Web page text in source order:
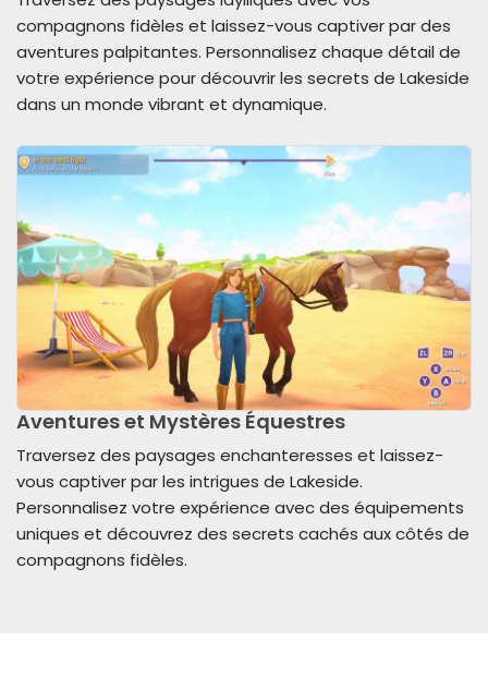
compagnons fidèles et laissez-vous captiver par des
aventures palpitantes. Personnalisez chaque détail de
votre expérience pour découvrir les secrets de Lakeside
dans un monde vibrant et dynamique.
Aventures et Mystères Équestres
Traversez des paysages enchanteresses et laissez-
vous captiver par les intrigues de Lakeside.
Personnalisez votre expérience avec des équipements
uniques et découvrez des secrets cachés aux côtés de
compagnons fidèles.